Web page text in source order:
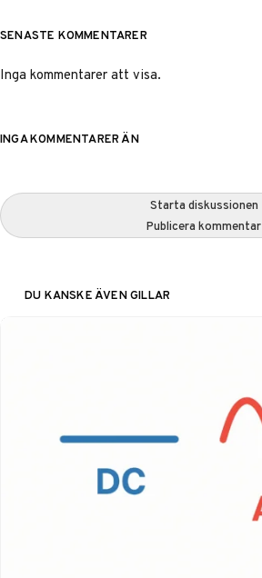
SENASTE KOMMENTARER
Inga kommentarer att visa.
INGA KOMMENTARER ÄN
Starta diskussionen
Publicera kommentar
DU KANSKE ÄVEN GILLAR